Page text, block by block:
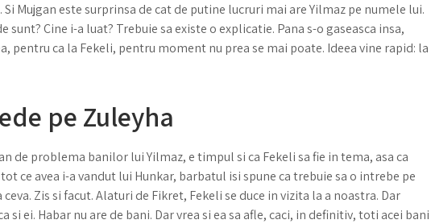
Si Mujgan este surprinsa de cat de putine lucruri mai are Yilmaz pe numele lui.
sunt? Cine i-a luat? Trebuie sa existe o explicatie. Pana s-o gaseasca insa,
pentru ca la Fekeli, pentru moment nu prea se mai poate. Ideea vine rapid: la
pe Zuleyha
de problema banilor lui Yilmaz, e timpul si ca Fekeli sa fie in tema, asa ca
ce avea i-a vandut lui Hunkar, barbatul isi spune ca trebuie sa o intrebe pe
ceva. Zis si facut. Alaturi de Fikret, Fekeli se duce in vizita la a noastra. Dar
si ei. Habar nu are de bani. Dar vrea si ea sa afle, caci, in definitiv, toti acei bani